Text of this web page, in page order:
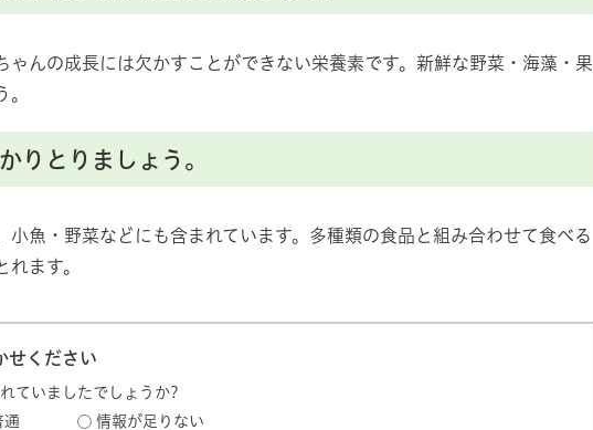
ゃんの成長には欠かすことができない栄養素です。新鮮な野菜・海藻・果
りとりましょう。
小魚・野菜などにも含まれています。多種類の食品と組み合わせて食べる
れます。
せください
ていましたでしょうか?
通 情報が足りない